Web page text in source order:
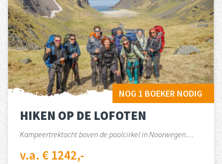
HIKEN OP DE LOFOTEN
NOG 1 BOEKER NODIG
Kampeertrektocht boven de poolcirkel in Noorwegen…
v.a. € 1242,-